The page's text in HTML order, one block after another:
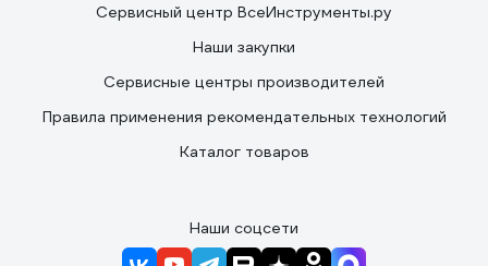
Сервисный центр ВсеИнструменты.ру
Наши закупки
Сервисные центры производителей
Правила применения рекомендательных технологий
Каталог товаров
Наши соцсети